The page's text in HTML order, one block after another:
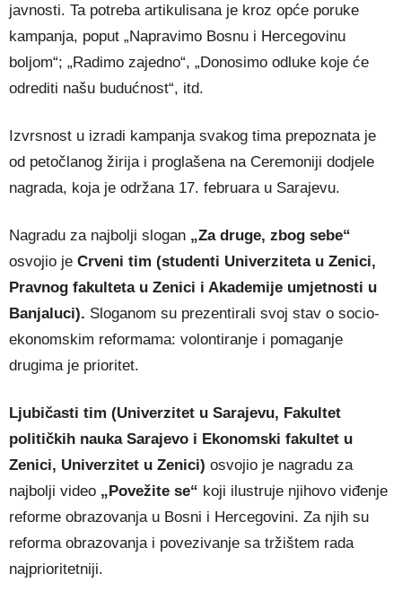
javnosti. Ta potreba artikulisana je kroz opće poruke
kampanja, poput „Napravimo Bosnu i Hercegovinu
boljom“; „Radimo zajedno“, „Donosimo odluke koje će
odrediti našu budućnost“, itd.
Izvrsnost u izradi kampanja svakog tima prepoznata je
od petočlanog žirija i proglašena na Ceremoniji dodjele
nagrada, koja je održana 17. februara u Sarajevu.
Nagradu za najbolji slogan „Za druge, zbog sebe“
osvojio je Crveni tim (studenti Univerziteta u Zenici,
Pravnog fakulteta u Zenici i Akademije umjetnosti u
Banjaluci). Sloganom su prezentirali svoj stav o socio-
ekonomskim reformama: volontiranje i pomaganje
drugima je prioritet.
Ljubičasti tim (Univerzitet u Sarajevu, Fakultet
političkih nauka Sarajevo i Ekonomski fakultet u
Zenici, Univerzitet u Zenici) osvojio je nagradu za
najbolji video „Povežite se“ koji ilustruje njihovo viđenje
reforme obrazovanja u Bosni i Hercegovini. Za njih su
reforma obrazovanja i povezivanje sa tržištem rada
najprioritetniji.